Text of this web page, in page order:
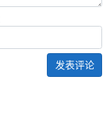
发表评论